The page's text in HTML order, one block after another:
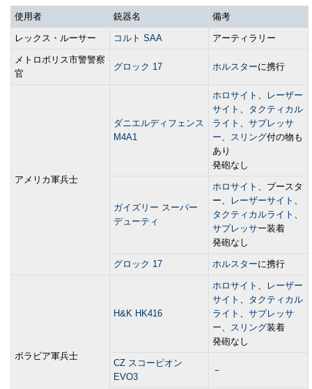
使用者 銃器名 備考
レックス・ルーサー コルト SAA アーティラリー
メトロポリス市警警察
官
グロック 17 ホルスターに携行
アメリカ軍兵士
ダニエルディフェンス
M4A1
ホロサイト 、
レーザー
サイト 、 タクティカル
ライト 、 サプレッサ
ー、 スリング付の物も
あり
発砲なし
ガイズリー スーパー
デューティ
ホロサイト 、ブースタ
ー、
レーザーサイト 、
タクティカルライト 、
サプレッサー装着
発砲なし
グロック 17 ホルスターに携行
ボラビア軍兵士
H&K HK416
ホロサイト 、
レーザー
サイト 、 タクティカル
ライト 、 サプレッサ
ー、 スリング装着
発砲なし
CZ スコーピオン
EVO3
－